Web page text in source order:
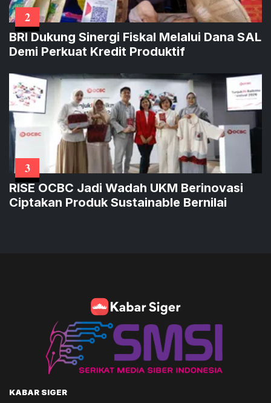
2
BRI Dukung Sinergi Fiskal Melalui Dana SAL
Demi Perkuat Kredit Produktif
3
RISE OCBC Jadi Wadah UKM Berinovasi
Ciptakan Produk Sustainable Bernilai
KABAR SIGER